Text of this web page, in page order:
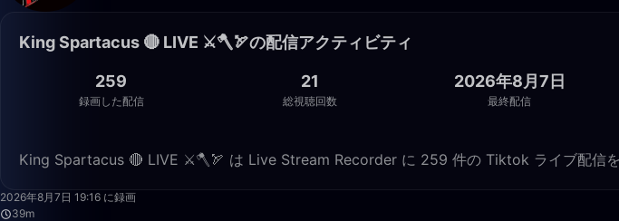
King Spartacus 🔴 LIVE ⚔️🪓🏹の配信アクティビティ
259
録画した配信
21
総視聴回数
2026年8月7日
最終配信
King Spartacus 🔴 LIVE ⚔️🪓🏹 は Live Stream Recorder に 259 件の Tiktok ライブ配信を
2026年8月7日 19:16 に録画
39m